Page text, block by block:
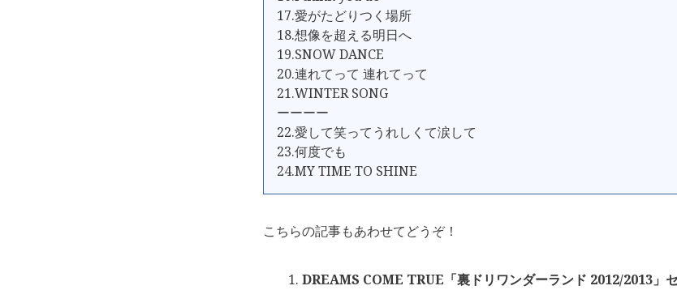
17.愛がたどりつく場所
18.想像を超える明日へ
19.SNOW DANCE
20.連れてって 連れてって
21.WINTER SONG
ーーーー
22.愛して笑ってうれしくて涙して
23.何度でも
24.MY TIME TO SHINE
こちらの記事もあわせてどうぞ！
DREAMS COME TRUE「裏ドリワンダーランド 2012/2013」